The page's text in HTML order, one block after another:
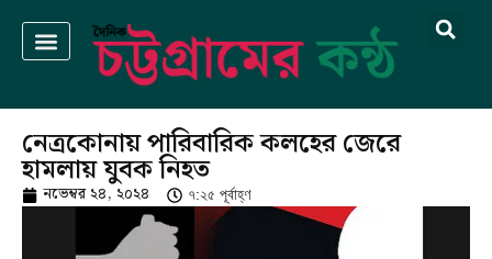
নেত্রকোনায় পারিবারিক কলহের জেরে
হামলায় যুবক নিহত
নভেম্বর ২৪, ২০২৪ ৭:২৫ পূর্বাহ্ণ